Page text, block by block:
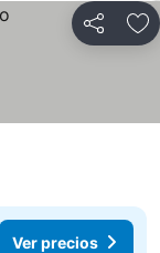
Compartir
Ver precios